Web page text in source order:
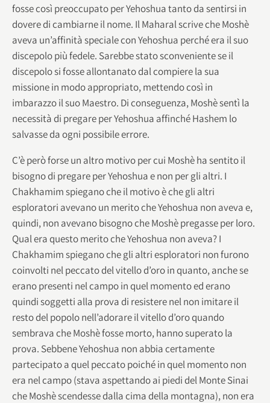
fosse così preoccupato per Yehoshua tanto da sentirsi in
dovere di cambiarne il nome. Il Maharal scrive che Moshè
aveva un’affinità speciale con Yehoshua perché era il suo
discepolo più fedele. Sarebbe stato sconveniente se il
discepolo si fosse allontanato dal compiere la sua
missione in modo appropriato, mettendo così in
imbarazzo il suo Maestro. Di conseguenza, Moshè sentì la
necessità di pregare per Yehoshua affinché Hashem lo
salvasse da ogni possibile errore.
C’è però forse un altro motivo per cui Moshè ha sentito il
bisogno di pregare per Yehoshua e non per gli altri. I
Chakhamim spiegano che il motivo è che gli altri
esploratori avevano un merito che Yehoshua non aveva e,
quindi, non avevano bisogno che Moshè pregasse per loro.
Qual era questo merito che Yehoshua non aveva? I
Chakhamim spiegano che gli altri esploratori non furono
coinvolti nel peccato del vitello d’oro in quanto, anche se
erano presenti nel campo in quel momento ed erano
quindi soggetti alla prova di resistere nel non imitare il
resto del popolo nell’adorare il vitello d’oro quando
sembrava che Moshè fosse morto, hanno superato la
prova. Sebbene Yehoshua non abbia certamente
partecipato a quel peccato poiché in quel momento non
era nel campo (stava aspettando ai piedi del Monte Sinai
che Moshè scendesse dalla cima della montagna), non era